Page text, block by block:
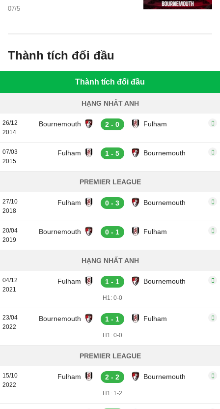
07/5
đón Bournemouth trong trận đấu mang ý
Thành tích đối đầu
Thành tích đối đầu
HẠNG NHẤT ANH
26/12
2014
Bournemouth 2 - 0 Fulham
07/03
2015
Fulham 1 - 5 Bournemouth
PREMIER LEAGUE
27/10
2018
Fulham 0 - 3 Bournemouth
20/04
2019
Bournemouth 0 - 1 Fulham
HẠNG NHẤT ANH
04/12
2021
Fulham 1 - 1 Bournemouth
H1: 0-0
23/04
2022
Bournemouth 1 - 1 Fulham
H1: 0-0
PREMIER LEAGUE
15/10
2022
Fulham 2 - 2 Bournemouth
H1: 1-2